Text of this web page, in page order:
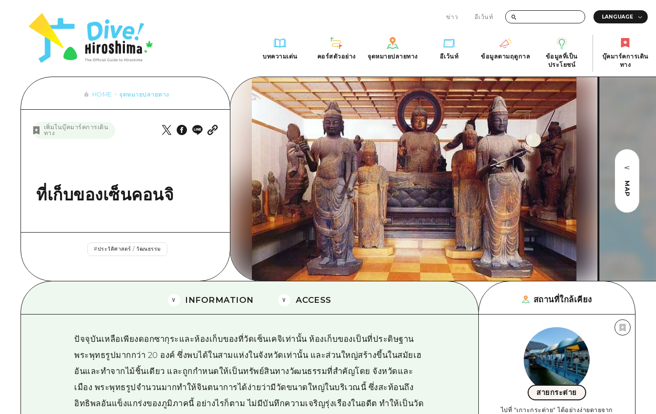
ข่าว อีเว้นท์
บทความเด่น
รายการ
คำแนะนำ
การปั่นจักรยาน
ช้อปปิ้ง
สถานบันเทิงยามค่ำคืน
มรดกโลก
ประสบการณ์ / ในการเรียนรู้
มาตรฐาน
ประวัติศาสตร์ / วัฒนธรรม
การรักษา
ธรรมชาติ
คอร์สตัวอย่าง
คู่มือ Dive! Hiroshima
ฮิโรชิม่า โมชิ โมชิ ทราเวล
บริเวณรอบเมืองฮิโรชิม่า
บิงโก
บิโฮค
เกโฮค
บริเวณรอบๆ มิยาจิมะ
ยามากุจิตะวันออก
จุดหมายปลายทาง
รายการ
บริเวณรอบเมืองฮิโรชิม่า
อากิ
บิงโก
บิโฮคุ
เกโฮคุ
บริเวณรอบๆ มิยาจิมะ
ยามากุจิตะวันออก
จังหวัดเอฮิเมะ
ชิมาเนะ
อีเว้นท์
ข้อมูลตามฤดูกาล
ข้อมูลที่เป็น
ประโยชน์
ประโยชน์
เข้าถึงเข้าถึง
สรุปการจราจรรอง
ความแออัดของสิ่งอำนวยความสะดวก
ตั๋วเที่ยวคุ้มค่าตั๋วเที่ยวคุ้มค่า
บริการรับฝากและจัดส่งสัมภาระ
ฮิโรชิมะโอโมะเตะนะชิ
ฮิโรชิม่า ฟรี Wi-Fi
TRAVELPAL International
ไกด์อาสาสมัครไ
วิดีโอฮิโรชิม่า
คำถามที่พบบ่อย
ดาวน์โหลดรูปภาพ
ข้อมูลการขนส่งระหว่างเกิดภัยพิบัติ
บุ๊คมาร์คการเดิน
ทาง
รายการ
อาหารรสเลิศ / สุรา
การปั่นจักรยาน
ช้อปปิ้ง
กีฬา ประวัติศาสตร์ / วัฒนธรรม
ธรรมชาติ
รายการ
คู่มือ Dive! Hiroshima
ฮิโรชิม่า โมชิ โมชิ ทราเวล
เกโฮค
บริเวณรอบๆ มิยาจิมะ
ยามากุจิตะวันออก
บริเวณรอบเมืองฮิโรชิม่า
บิโฮคุ
บริเวณรอบๆ มิยาจิมะ
รายการ
เข้าถึงเข้าถึง
สรุปการจราจรรอง
ความแออัดของสิ่งอำนวยความสะดวก
ตั๋วเที่ยวคุ้มค่าตั๋วเที่ยวคุ้มค่า
บริการรับฝากและจัดส่งสัมภาระ
ฮิโรชิม่า ฟรี Wi-Fi
ไกด์อาสาสมัครไ
วิดีโอฮิโรชิม่า
ดาวน์โหลดรูปภาพ
ข้อมูลการขนส่งระหว่างเกิดภัยพิบัติ
HOME จุดหมายปลายทาง
เพิ่มในบุ๊คมาร์คการเดิน
ทาง
ที่เก็บของเซ็นคอนจิ
#ประวัติศาสตร์ / วัฒนธรรม
MAP
INFORMATION ACCESS
ปัจจุบันเหลือเพียงดอกซากุระและห้องเก็บของที่วัดเซ็นเคจิเท่านั้น ห้องเก็บของเป็นที่ประดิษฐาน
พระพุทธรูปมากกว่า 20 องค์ ซึ่งพบได้ในสามแห่งในจังหวัดเท่านั้น และส่วนใหญ่สร้างขึ้นในสมัยเฮ
อันและทำจากไม้ชิ้นเดียว และถูกกำหนดให้เป็นทรัพย์สินทางวัฒนธรรมที่สำคัญโดย จังหวัดและ
เมือง พระพุทธรูปจำนวนมากทำให้จินตนาการได้ง่ายว่ามีวัดขนาดใหญ่ในบริเวณนี้ ซึ่งสะท้อนถึง
อิทธิพลอันแข็งแกร่งของภูมิภาคนี้ อย่างไรก็ตาม ไม่มีบันทึกความเจริญรุ่งเรืองในอดีต ทำให้เป็นวัด
สถานที่ใกล้เคียง
สายกระต่าย
ไปที่ "เกาะกระต่าย" ได้อย่างง่ายดายจาก